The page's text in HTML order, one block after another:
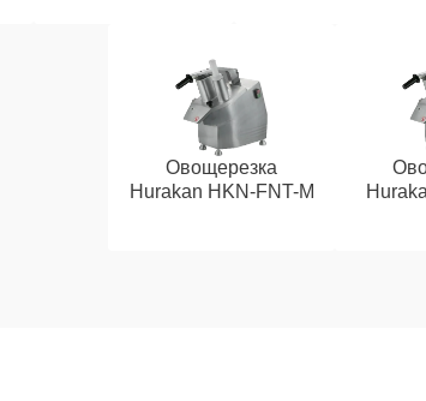
Овощерезка
Hurakan HKN-FNT-M